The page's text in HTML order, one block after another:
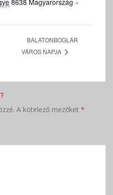
BALATONBOGLÁR
VÁROS NAPJA
A kötelező mezőket *